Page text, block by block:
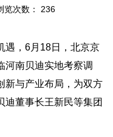
次数： 236
遇，6月18日，北京京
河南贝迪实地考察调
新与产业布局，为双方
迪董事长王新民等集团